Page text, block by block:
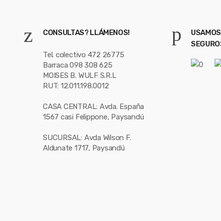
CONSULTAS? LLÁMENOS!
Tel. colectivo 472 26775
Barraca 098 308 625
MOISES B. WULF S.R.L
RUT: 12.011.198.0012
CASA CENTRAL: Avda. España
1567 casi Felippone, Paysandú
SUCURSAL: Avda Wilson F.
Aldunate 1717, Paysandú